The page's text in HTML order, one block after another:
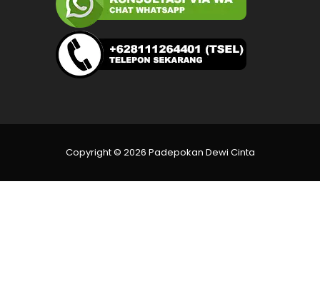
Copyright © 2026 Padepokan Dewi Cinta